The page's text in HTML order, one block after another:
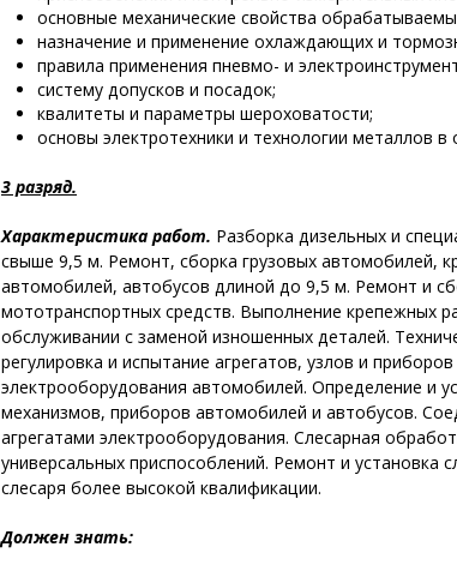
основные механические свойства
назначение и применение охлаждающих и
правила применения пневмо- и
систему допусков и посадок;
квалитеты и параметры шероховатости;
основы электротехники и технологии металлов
3 разряд.
Характеристика работ. Разборка дизельных и
свыше 9,5 м. Ремонт, сборка грузовых автомобилей,
автомобилей, автобусов длиной до 9,5 м. Ремонт и
мототранспортных средств. Выполнение крепежных
обслуживании с заменой изношенных деталей.
регулировка и испытание агрегатов, узлов и
электрооборудования автомобилей. Определение и
механизмов, приборов автомобилей и автобусов.
агрегатами электрооборудования. Слесарная
универсальных приспособлений. Ремонт и установка
слесаря более высокой квалификации.
Должен знать: